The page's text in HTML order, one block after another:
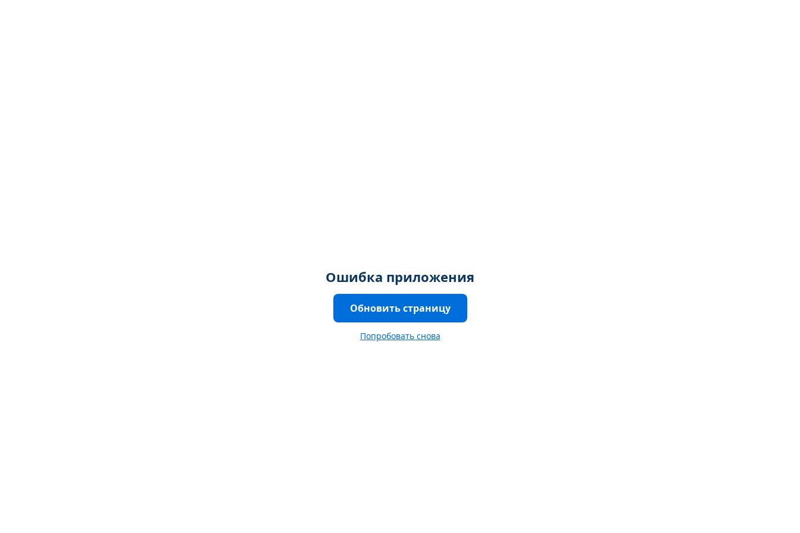
Ошибка приложения
Обновить страницу
Попробовать снова